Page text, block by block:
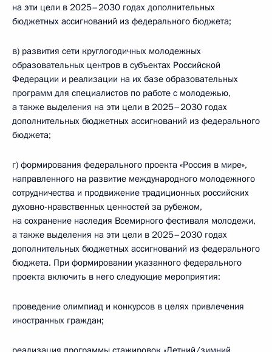
на эти цели в 2025–2030 годах дополнительных
бюджетных ассигнований из федерального бюджета;
в) развития сети круглогодичных молодежных
образовательных центров в субъектах Российской
Федерации и реализации на их базе образовательных
программ для специалистов по работе с молодежью,
а также выделения на эти цели в 2025–2030 годах
дополнительных бюджетных ассигнований из федерального
бюджета;
г) формирования федерального проекта «Россия в мире»,
направленного на развитие международного молодежного
сотрудничества и продвижение традиционных российских
духовно-­нравственных ценностей за рубежом,
на сохранение наследия Всемирного фестиваля молодежи,
а также выделения на эти цели в 2025–2030 годах
дополнительных бюджетных ассигнований из федерального
бюджета. При формировании указанного федерального
проекта включить в него следующие мероприятия:
проведение олимпиад и конкурсов в целях привлечения
иностранных граждан;